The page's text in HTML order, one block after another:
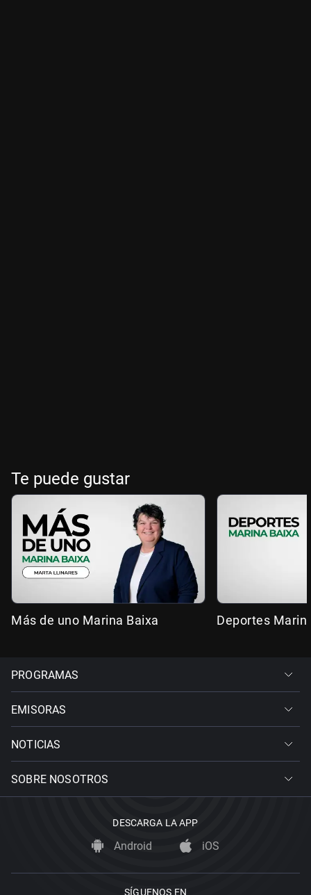
Te puede gustar
Más de uno Marina Baixa Deportes
PROGRAMAS
EMISORAS
NOTICIAS
SOBRE NOSOTROS
DESCARGA LA APP
Android iOS
SÍGUENOS EN